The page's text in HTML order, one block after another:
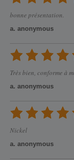
bonne présentation.
a. anonymous
Très bien, conforme à
a. anonymous
Nickel
a. anonymous